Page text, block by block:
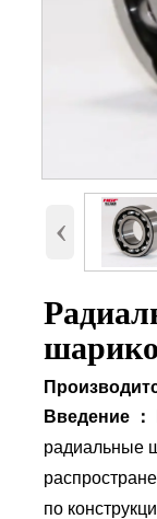
‹
Введение ：
радиальные
по
Внутренний
Наружный